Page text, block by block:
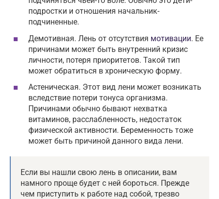
подростки и отношения начальник-
подчиненные.
Демотивная. Лень от отсутствия мотивации. Ее
причинами может быть внутренний кризис
личности, потеря приоритетов. Такой тип
может обратиться в хроническую форму.
Астеническая. Этот вид лени может возникать
вследствие потери тонуса организма.
Причинами обычно бывают нехватка
витаминов, расслабленность, недостаток
физической активности. Беременность тоже
может быть причиной данного вида лени.
Если вы нашли свою лень в описании, вам
намного проще будет с ней бороться. Прежде
чем приступить к работе над собой, трезво